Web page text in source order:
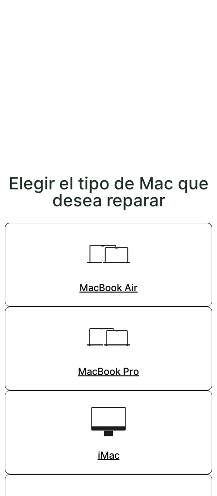
Elegir el tipo de Mac que
desea reparar
MacBook Air
MacBook Pro
iMac